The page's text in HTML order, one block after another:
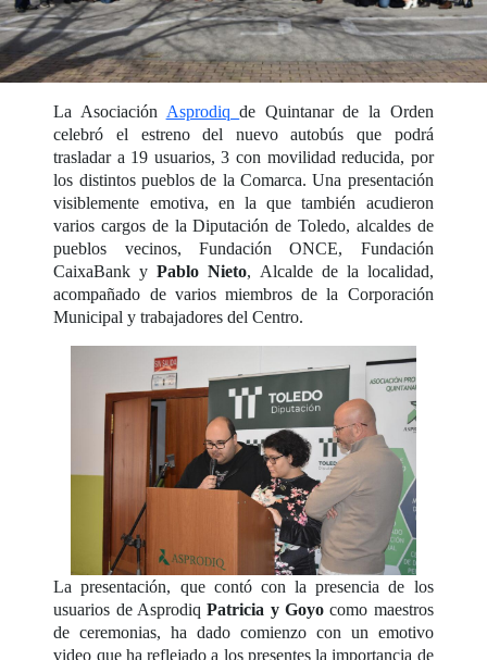
La Asociación Asprodiqde Quintanar de la Orden
celebró el estreno del nuevo autobús que podrá
trasladar a 19 usuarios, 3 con movilidad reducida, por
los distintos pueblos de la Comarca. Una presentación
visiblemente emotiva, en la que también acudieron
varios cargos de la Diputación de Toledo, alcaldes de
pueblos vecinos, Fundación ONCE, Fundación
CaixaBank yPablo Nieto, Alcalde de la localidad,
acompañado de varios miembros de la Corporación
Municipal y trabajadores del Centro.
La presentación, que contó con la presencia de los
usuarios de AsprodiqPatricia y Goyo como maestros
de ceremonias, ha dado comienzo con un emotivo
video que ha reflejado a los presentes la importancia de